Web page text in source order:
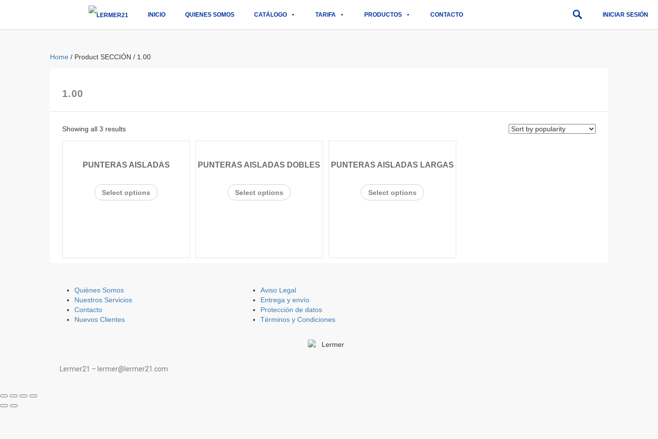
INICIO QUIENES SOMOS CATÁLOGO TARIFA PRODUCTOS CONTACTO INICIAR SESIÓN
Home / Product SECCIÓN / 1.00
1.00
Showing all 3 results
PUNTERAS AISLADAS
Select options
PUNTERAS AISLADAS DOBLES
Select options
PUNTERAS AISLADAS LARGAS
Select options
Quiénes Somos
Nuestros Servicios
Contacto
Nuevos Clientes
Aviso Legal
Entrega y envío
Protección de datos
Términos y Condiciones
Lermer21 – lermer@lermer21.com